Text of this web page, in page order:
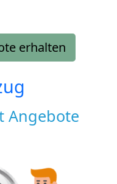
erhalten
Angebote